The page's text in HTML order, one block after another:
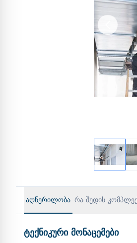
აღწერილობა რა შედის
ტექნიკური მონაცემები